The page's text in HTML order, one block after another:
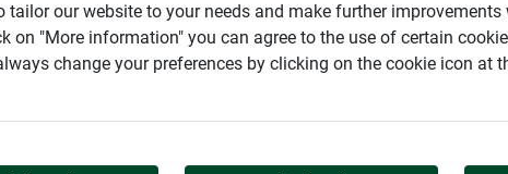
POUR
tailor our website to your needs and make further improvements
on "More information" you can agree to the use of certain
change your preferences by clicking on the cookie icon at